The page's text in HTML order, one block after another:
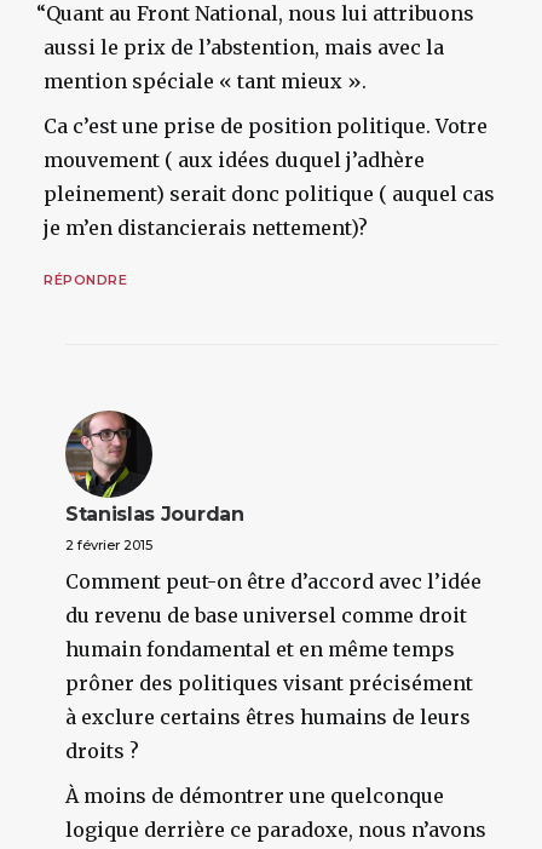
“Quant au Front National, nous lui attribuons
aussi le prix de l’abstention, mais avec la
mention spéciale « tant mieux ».
Ca c’est une prise de position politique. Votre
mouvement ( aux idées duquel j’adhère
pleinement) serait donc politique ( auquel cas
je m’en distancierais nettement)?
RÉPONDRE
Stanislas Jourdan
2 février 2015
Comment peut-on être d’accord avec l’idée
du revenu de base universel comme droit
humain fondamental et en même temps
prôner des politiques visant précisément
à exclure certains êtres humains de leurs
droits ?
À moins de démontrer une quelconque
logique derrière ce paradoxe, nous n’avons